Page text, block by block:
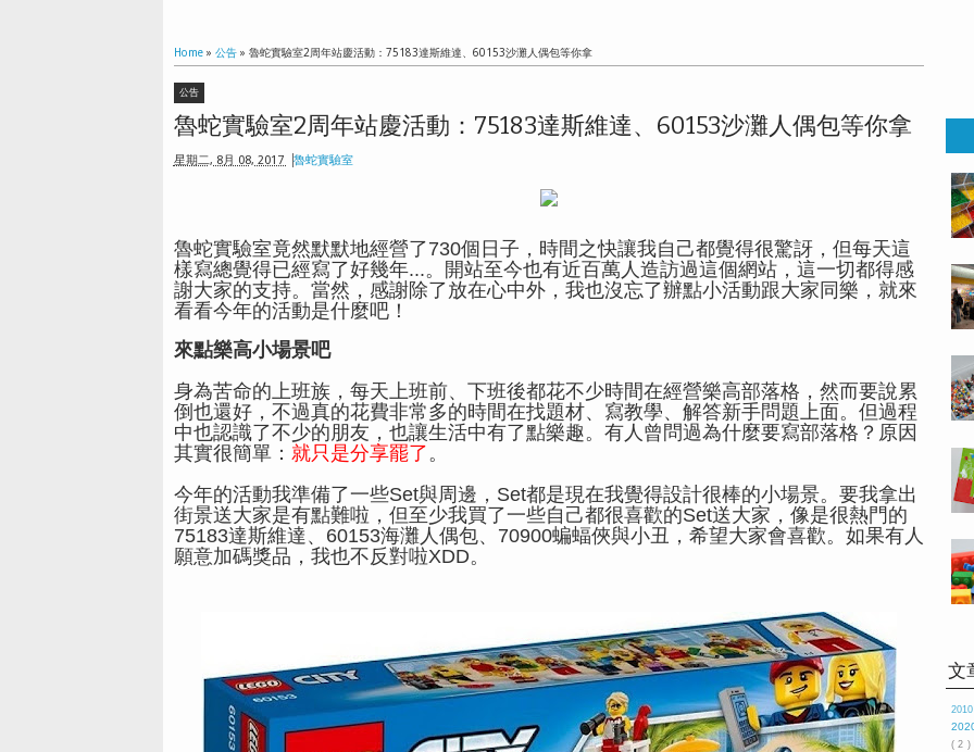
Home » 公告 » 魯蛇實驗室2周年站慶活動：75183達斯維達、60153沙灘人偶包等你拿
公告
魯蛇實驗室2周年站慶活動：75183達斯維達、60153沙灘人偶包等你拿
星期二, 8月 08, 2017 魯蛇實驗室
魯蛇實驗室竟然默默地經營了730個日子，時間之快讓我自己都覺得很驚訝，但每天這
樣寫總覺得已經寫了好幾年...。開站至今也有近百萬人造訪過這個網站，這一切都得感
謝大家的支持。當然，感謝除了放在心中外，我也沒忘了辦點小活動跟大家同樂，就來
看看今年的活動是什麼吧！
來點樂高小場景吧
身為苦命的上班族，每天上班前、下班後都花不少時間在經營樂高部落格，然而要說累
倒也還好，不過真的花費非常多的時間在找題材、寫教學、解答新手問題上面。但過程
中也認識了不少的朋友，也讓生活中有了點樂趣。有人曾問過為什麼要寫部落格？原因
其實很簡單： 就只是分享罷了。
今年的活動我準備了一些Set與周邊，Set都是現在我覺得設計很棒的小場景。要我拿出
街景送大家是有點難啦，但至少我買了一些自己都很喜歡的Set送大家，像是很熱門的
75183達斯維達、60153海灘人偶包、70900蝙蝠俠與小丑，希望大家會喜歡。如果有人
願意加碼獎品，我也不反對啦XDD。
文
( 2 )